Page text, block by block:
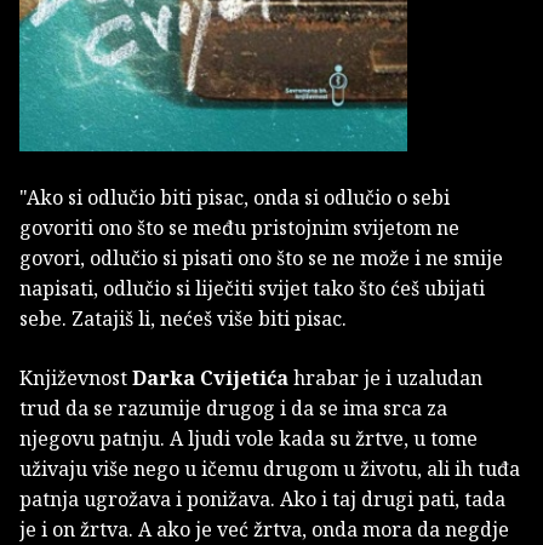
"Ako si odlučio biti pisac, onda si odlučio o sebi
govoriti ono što se među pristojnim svijetom ne
govori, odlučio si pisati ono što se ne može i ne smije
napisati, odlučio si liječiti svijet tako što ćeš ubijati
sebe. Zatajiš li, nećeš više biti pisac.
KnjiževnostDarka Cvijetićahrabar je i uzaludan
trud da se razumije drugog i da se ima srca za
njegovu patnju. A ljudi vole kada su žrtve, u tome
uživaju više nego u ičemu drugom u životu, ali ih tuđa
patnja ugrožava i ponižava. Ako i taj drugi pati, tada
je i on žrtva. A ako je već žrtva, onda mora da negdje